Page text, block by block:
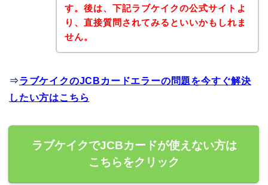
す。後は、下記ラブケイクの公式サイトよ
り、直接質問されてみるといいかもしれま
せん。
⇒ラブケイクのJCBカードエラーの問題を今すぐ解決
したい方はこちら
ラブケイクでJCBカードが使えない方は
こちらをクリック